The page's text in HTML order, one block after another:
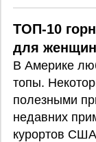
ТОП-10
для женщин
В Америке
топы.
полезными
недавних
курортов